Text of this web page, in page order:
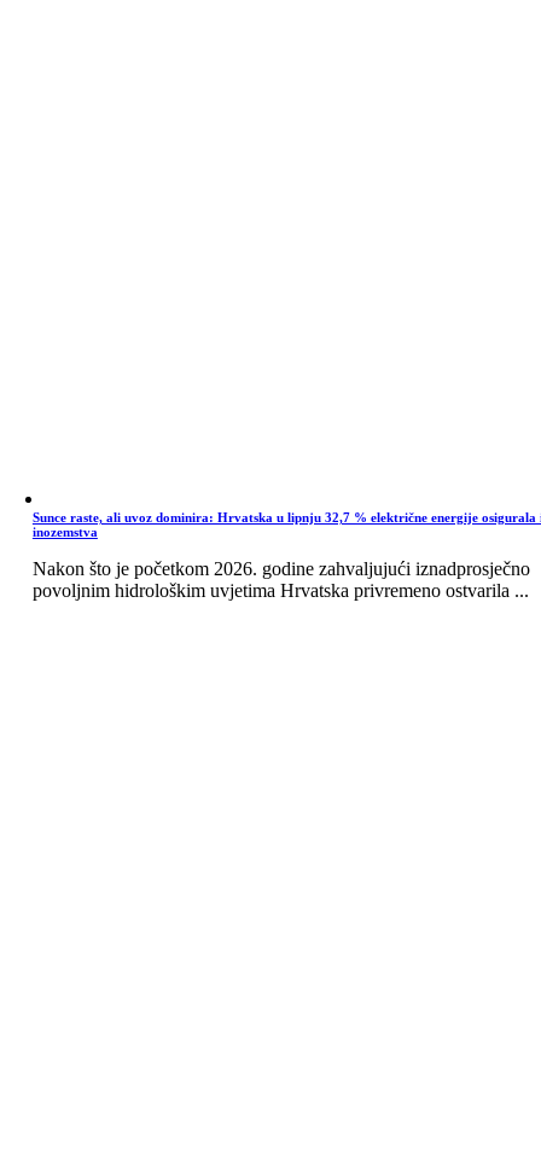
Sunce raste, ali uvoz dominira: Hrvatska u lipnju 32,7 % električne energije osigurala
inozemstva
Nakon što je početkom 2026. godine zahvaljujući iznadprosječno
povoljnim hidrološkim uvjetima Hrvatska privremeno ostvarila ...